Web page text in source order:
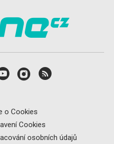
o Cookies
Cookies
osobních údajů